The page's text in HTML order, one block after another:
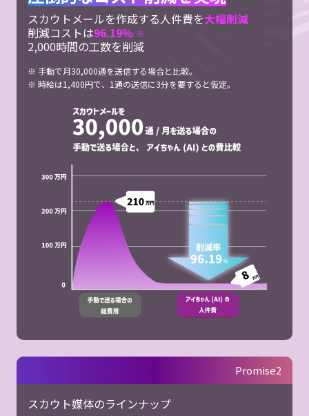
スカウトメールを作成する人件費を大幅削減
削減コストは96.19% ※
2,000時間の工数を削減
※ 手動で月30,000通を送信する場合と比較。
※ 時給は1,400円で、1通の送信に3分を要すると仮定。
Promise2
スカウト媒体のラインナップ